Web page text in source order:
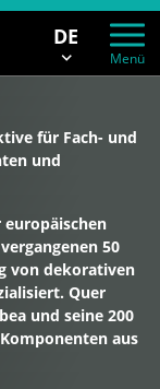
Menü
DE
für Fach- und
und
50
von dekorativen
Quer
und seine 200
aus